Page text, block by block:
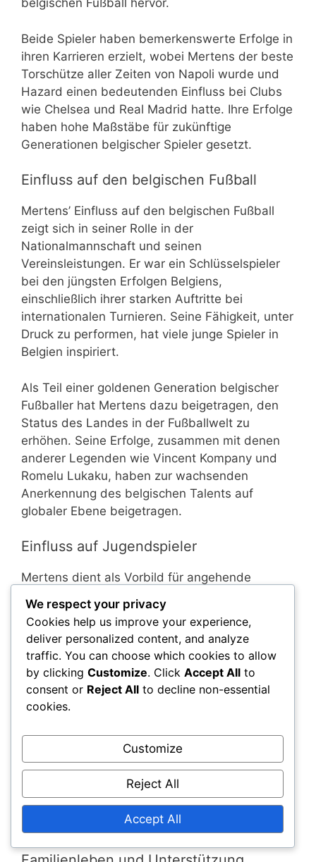
belgischen Fußball hervor.
Beide Spieler haben bemerkenswerte Erfolge in
ihren Karrieren erzielt, wobei Mertens der beste
Torschütze aller Zeiten von Napoli wurde und
Hazard einen bedeutenden Einfluss bei Clubs
wie Chelsea und Real Madrid hatte. Ihre Erfolge
haben hohe Maßstäbe für zukünftige
Generationen belgischer Spieler gesetzt.
Einfluss auf den belgischen Fußball
Mertens’ Einfluss auf den belgischen Fußball
zeigt sich in seiner Rolle in der
Nationalmannschaft und seinen
Vereinsleistungen. Er war ein Schlüsselspieler
bei den jüngsten Erfolgen Belgiens,
einschließlich ihrer starken Auftritte bei
internationalen Turnieren. Seine Fähigkeit, unter
Druck zu performen, hat viele junge Spieler in
Belgien inspiriert.
Als Teil einer goldenen Generation belgischer
Fußballer hat Mertens dazu beigetragen, den
Status des Landes in der Fußballwelt zu
erhöhen. Seine Erfolge, zusammen mit denen
anderer Legenden wie Vincent Kompany und
Romelu Lukaku, haben zur wachsenden
Anerkennung des belgischen Talents auf
globaler Ebene beigetragen.
Einfluss auf Jugendspieler
Mertens dient als Vorbild für angehende
Jugendspieler zum Top-Profi demonstriert die
Bedeutung von harter Arbeit und Hingabe.
Junge Spieler sehen oft seinen Erfolg als
Vorlage für ihre eigenen Karrieren.
Sein Spielstil, der durch Beweglichkeit und ein
oft von Jugendspielern nachgeahmt. Mertens’
Erfolgsgeschichte betont das Potenzial für
Spieler aus kleineren Clubs, groß
herauszukommen, und ermutigt eine neue
Generation, ihre Träume im Fußball zu
We respect your privacy
Cookies help us improve your experience,
deliver personalized content, and analyze
traffic. You can choose which cookies to allow
by clicking Customize. Click Accept All to
consent or Reject All to decline non-essential
cookies.
Customize
Reject All
Accept All